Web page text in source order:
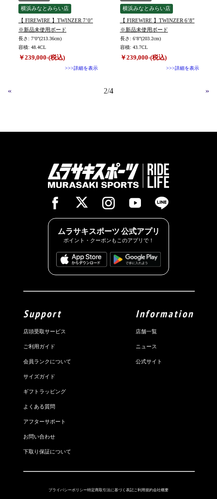
横浜みなとみらい店
【 FIREWIRE 】TWINZER 7’0″
※新品未使用ボード
長さ: 7’0”(213.36cm)
容積: 48.4CL
￥239,000-(税込)
>>>詳細を表示
横浜みなとみらい店
【 FIREWIRE 】TWINZER 6’8″
※新品未使用ボード
長さ: 6’8”(203.2cm)
容積: 43.7CL
￥239,000-(税込)
>>>詳細を表示
« 2 »
4
ムラサキスポーツ 公式アプリ
ポイント・クーポンもこのアプリで！
Support
店頭受取サービス
ご利用ガイド
会員ランクについて
サイズガイド
ギフトラッピング
よくある質問
アフターサポート
お問い合わせ
下取り保証について
Information
店舗一覧
ニュース
公式サイト
プライバシーポリシー特定商取引法に基づく表記 ご利用規約会社概要